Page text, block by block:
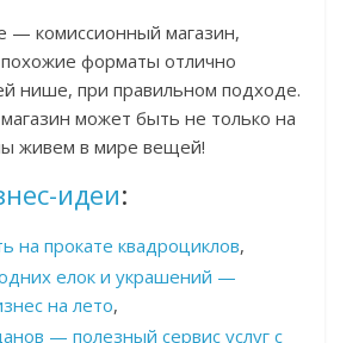
— комиссионный магазин,
форматы отлично
нише, при правильном подходе.
может быть не только на
живем в мире вещей!
идеи:
на прокате квадроциклов,
елок и украшений —
на лето,
— полезный сервис услуг с